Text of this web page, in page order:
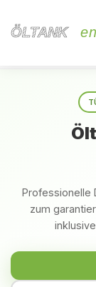
ÖLTANK
ÖLTANK
Professionelle
zum